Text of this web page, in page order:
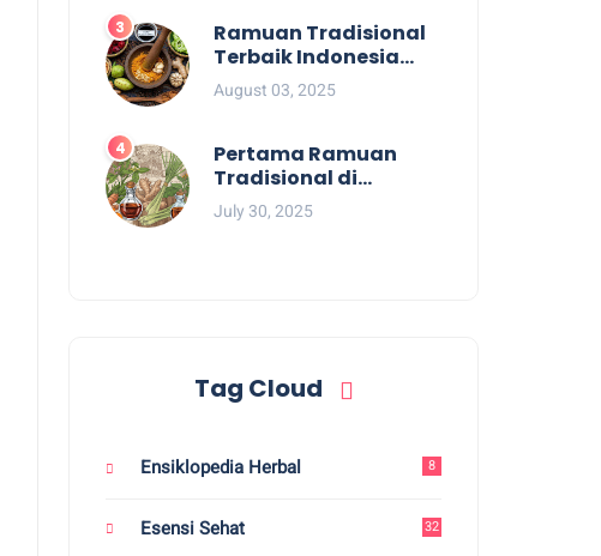
Ramuan Tradisional
Terbaik Indonesia
untuk Kolesterol:
Solusi Alami Warisan
August 03, 2025
Pertama Ramuan
Tradisional di
Indonesia: Jejak
Leluhur dalam
July 30, 2025
Tag Cloud
Ensiklopedia Herbal 8
Esensi Sehat 32